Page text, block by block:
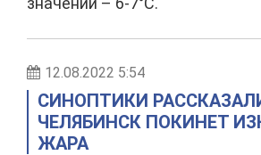
12.08.2022 5:54
СИНОПТИКИ
ЧЕЛЯБИНСК ПОКИНЕТ
ЖАРА